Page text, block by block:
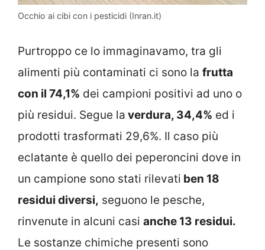
Occhio ai cibi con i pesticidi (Inran.it)
Purtroppo ce lo immaginavamo, tra gli
alimenti più contaminati ci sono la frutta
con il 74,1% dei campioni positivi ad uno o
più residui. Segue la verdura, 34,4% ed i
prodotti trasformati 29,6%. Il caso più
eclatante è quello dei peperoncini dove in
un campione sono stati rilevati ben 18
residui diversi, seguono le pesche,
rinvenute in alcuni casi anche 13 residui.
Le sostanze chimiche presenti sono